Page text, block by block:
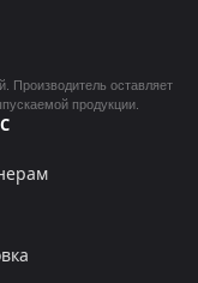
Производитель оставляет
продукции.